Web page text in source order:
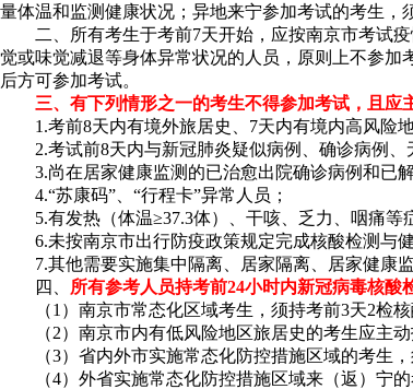
量体温和监测健康状况；异地来宁参加考试的考生，
二、所有考生于考前7天开始，应按南京市考试
觉或味觉减退等身体异常状况的人员，原则上不参
后方可参加考试。
三、有下列情形之一的考生不得参加考试，且应
1.考前8天内有境外旅居史、7天内有境内高风险
2.考试前8天内与新冠肺炎疑似病例、确诊病例、
3.尚在居家健康监测的已治愈出院确诊病例和已
4.“苏康码”、“行程卡”异常人员；
5.有发热（体温≥37.3体）、干咳、乏力、咽痛等
6.未按南京市出行防疫政策规定完成核酸检测与
7.其他需要实施集中隔离、居家隔离、居家健康
四、 所有参考人员持考前24小时内新冠病毒核酸
（1）南京市常态化区域考生，须持考前3天2检
（2）南京市内有低风险地区旅居史的考生应主
（3）省内外市实施常态化防控措施区域的考生
（4）外省实施常态化防控措施区域来（返）宁